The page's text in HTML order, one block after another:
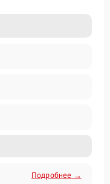
Подробнее →